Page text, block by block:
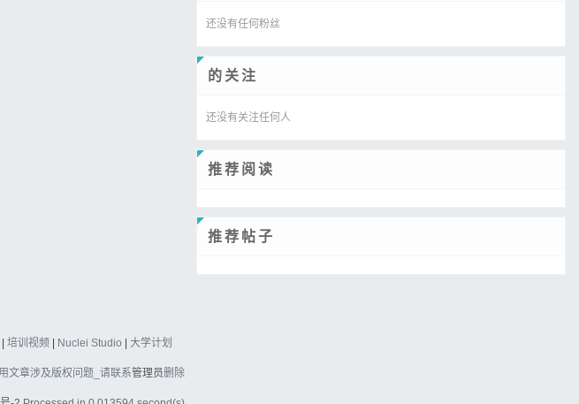
还没有任何粉丝
的关注
还没有关注任何人
推荐阅读
推荐帖子
培训视频 Nuclei Studio 大学计划
文章涉及版权问题_请联系管理员删除